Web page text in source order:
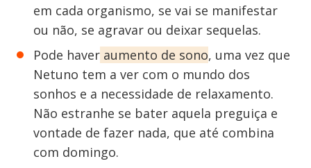
em cada organismo, se vai se manifestar
ou não, se agravar ou deixar sequelas.
Pode haver aumento de sono, uma vez que
Netuno tem a ver com o mundo dos
sonhos e a necessidade de relaxamento.
Não estranhe se bater aquela preguiça e
vontade de fazer nada, que até combina
com domingo.